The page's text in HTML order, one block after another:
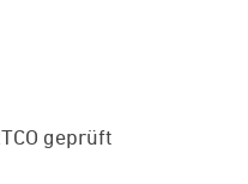
geprüft